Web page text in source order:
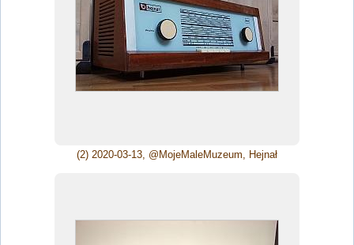
(2) 2020-03-13, @MojeMaleMuzeum, Hejnał